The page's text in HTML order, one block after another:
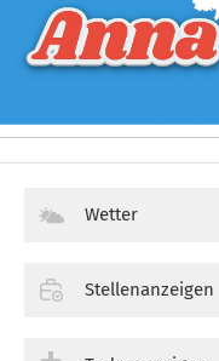
Wetter
Stellenanzeigen